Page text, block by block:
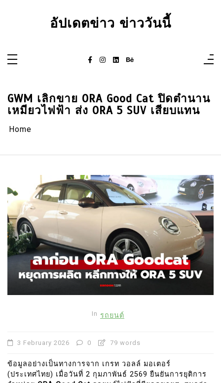
อัปเดตข่าว ข่าววันนี้
GWM เลิกขาย ORA Good Cat ปิดตำนาน
เหมียวไฟฟ้า ส่ง ORA 5 SUV เสียบแทน
Home
In รถยนต์
3 February 2026 0 79 words
ข้อมูลอย่างเป็นทางการจาก เกรท วอลล์ มอเตอร์
(ประเทศไทย) เมื่อวันที่ 2 กุมภาพันธ์ 2569 ยืนยันการยุติการ